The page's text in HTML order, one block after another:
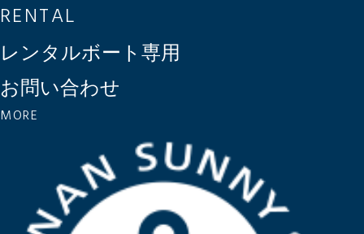
RENTAL
レンタルボート専用
お問い合わせ
MORE